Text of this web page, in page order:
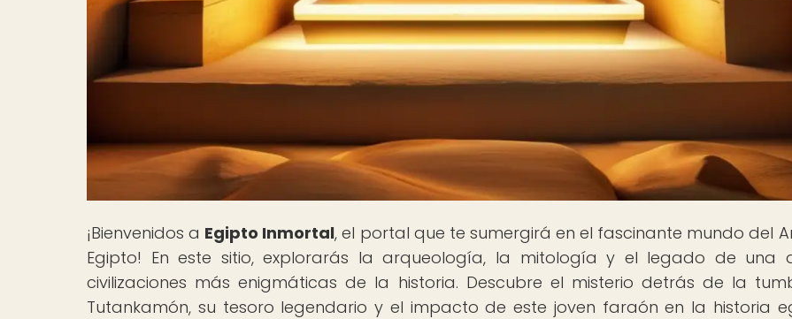
¡Bienvenidos a Egipto Inmortal, el portal que te sumergirá en el fascinante mundo del
Egipto! En este sitio, explorarás la arqueología, la mitología y el legado de una
civilizaciones más enigmáticas de la historia. Descubre el misterio detrás de la
Tutankamón, su tesoro legendario y el impacto de este joven faraón en la historia